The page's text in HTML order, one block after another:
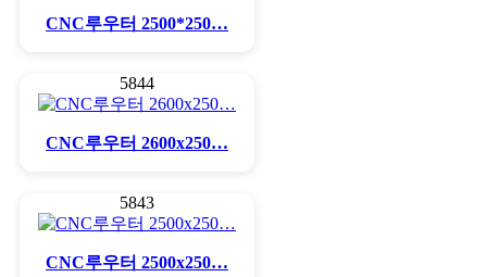
CNC루우터 2500*250…
5844
CNC루우터 2600x250…
5843
CNC루우터 2500x250…